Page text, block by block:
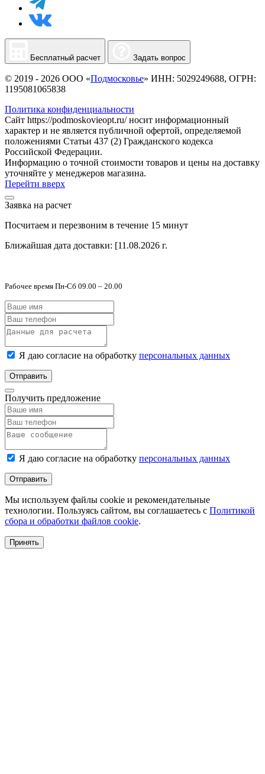
Бесплатный расчет Задать вопрос
© 2019 - 2026 ООО «Подмосковье» ИНН: 5029249688, ОГРН:
1195081065838
Политика конфиденциальности
Сайт https://podmoskovieopt.ru/ носит информационный
характер и не является публичной офертой, определяемой
положениями Статьи 437 (2) Гражданского кодекса
Российской Федерации.
Информацию о точной стоимости товаров и цены на доставку
уточняйте у менеджеров магазина.
Перейти вверх
Заявка на расчет
Посчитаем и перезвоним в течение 15 минут
Ближайшая дата доставки: [11.08.2026 г.
Рабочее время Пн-Сб 09.00 – 20.00
Я даю согласие на обработку персональных данных
Отправить
Получить предложение
Я даю согласие на обработку персональных данных
Отправить
Мы используем файлы cookie и рекомендательные
технологии. Пользуясь сайтом, вы соглашаетесь с Политикой
сбора и обработки файлов cookie.
Принять